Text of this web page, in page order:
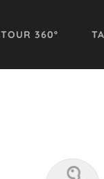
TOUR 360º